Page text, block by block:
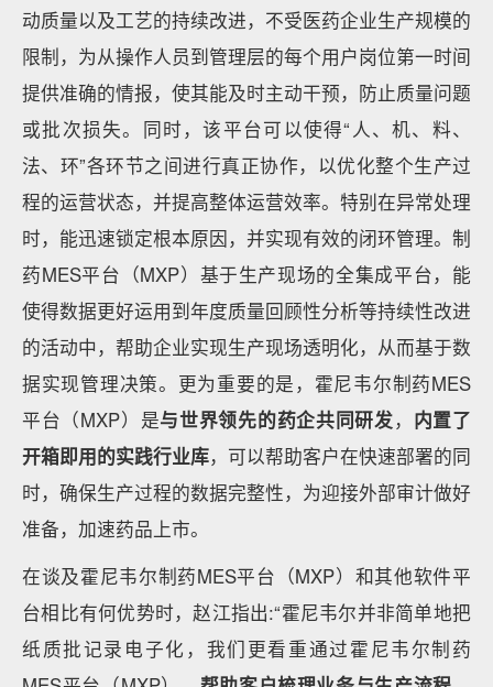
动质量以及工艺的持续改进，不受医药企业生产规模的
限制，为从操作人员到管理层的每个用户岗位第一时间
提供准确的情报，使其能及时主动干预，防止质量问题
或批次损失。同时，该平台可以使得“人、机、料、
法、环”各环节之间进行真正协作，以优化整个生产过
程的运营状态，并提高整体运营效率。特别在异常处理
时，能迅速锁定根本原因，并实现有效的闭环管理。制
药MES平台（MXP）基于生产现场的全集成平台，能
使得数据更好运用到年度质量回顾性分析等持续性改进
的活动中，帮助企业实现生产现场透明化，从而基于数
据实现管理决策。更为重要的是，霍尼韦尔制药MES
平台（MXP）是与世界领先的药企共同研发， 内置了
开箱即用的实践行业库，可以帮助客户在快速部署的同
时，确保生产过程的数据完整性，为迎接外部审计做好
准备，加速药品上市。
在谈及霍尼韦尔制药MES平台（MXP）和其他软件平
台相比有何优势时，赵江指出:“霍尼韦尔并非简单地把
纸质批记录电子化，我们更看重通过霍尼韦尔制药